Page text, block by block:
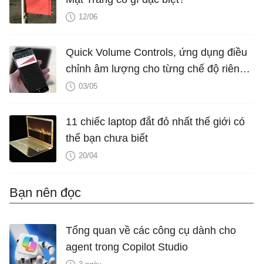
12/06
Quick Volume Controls, ứng dụng điều
chỉnh âm lượng cho từng chế độ riêng
biệt trên smartphone Android
03/05
11 chiếc laptop đắt đỏ nhất thế giới có
thể bạn chưa biết
20/04
Bạn nên đọc
Tổng quan về các công cụ dành cho
agent trong Copilot Studio